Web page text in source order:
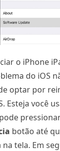
o iPhone
do iOS
optar por
Esteja você
botão até
tela. Em